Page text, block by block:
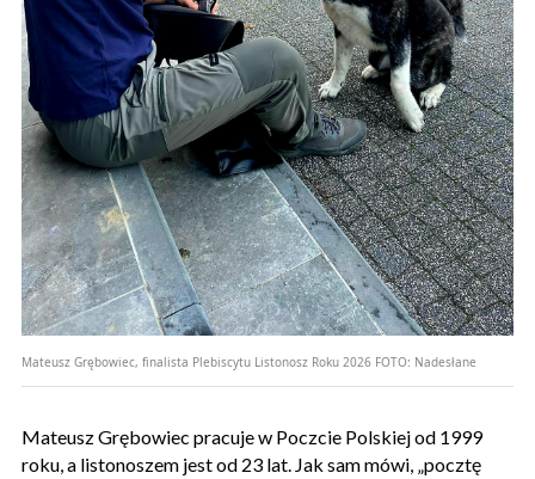
Mateusz Grębowiec, finalista Plebiscytu Listonosz Roku 2026 FOTO: Nadesłane
Mateusz Grębowiec pracuje w Poczcie Polskiej od 1999
roku, a listonoszem jest od 23 lat. Jak sam mówi, „pocztę